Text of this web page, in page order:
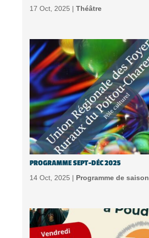
17 Oct, 2025 | Théâtre
PROGRAMME SEPT-DÉC 2025
14 Oct, 2025 | Programme de saison